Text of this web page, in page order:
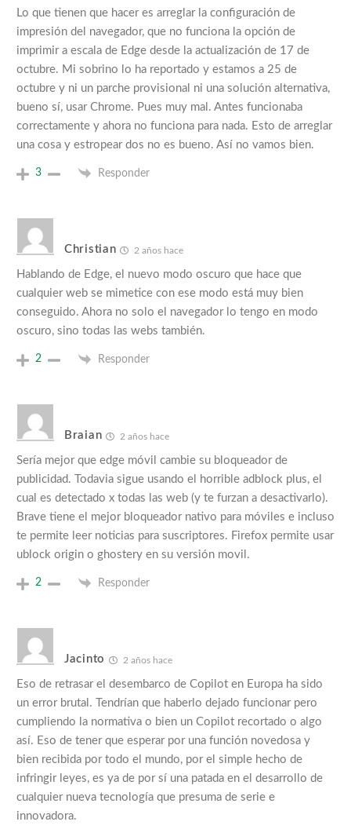
Lo que tienen que hacer es arreglar la configuración de
impresión del navegador, que no funciona la opción de
imprimir a escala de Edge desde la actualización de 17 de
octubre. Mi sobrino lo ha reportado y estamos a 25 de
octubre y ni un parche provisional ni una solución alternativa,
bueno sí, usar Chrome. Pues muy mal. Antes funcionaba
correctamente y ahora no funciona para nada. Esto de arreglar
una cosa y estropear dos no es bueno. Así no vamos bien.
3 Responder
Christian 2 años hace
Hablando de Edge, el nuevo modo oscuro que hace que
cualquier web se mimetice con ese modo está muy bien
conseguido. Ahora no solo el navegador lo tengo en modo
oscuro, sino todas las webs también.
2 Responder
Braian 2 años hace
Sería mejor que edge móvil cambie su bloqueador de
publicidad. Todavia sigue usando el horrible adblock plus, el
cual es detectado x todas las web (y te furzan a desactivarlo).
Brave tiene el mejor bloqueador nativo para móviles e incluso
te permite leer noticias para suscriptores. Firefox permite usar
ublock origin o ghostery en su versión movil.
2 Responder
Jacinto 2 años hace
Eso de retrasar el desembarco de Copilot en Europa ha sido
un error brutal. Tendrían que haberlo dejado funcionar pero
cumpliendo la normativa o bien un Copilot recortado o algo
así. Eso de tener que esperar por una función novedosa y
bien recibida por todo el mundo, por el simple hecho de
infringir leyes, es ya de por sí una patada en el desarrollo de
cualquier nueva tecnología que presuma de serie e
innovadora.